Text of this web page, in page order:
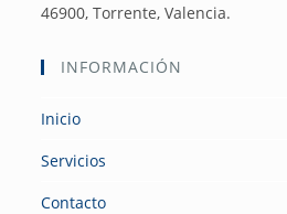
46900, Torrente, Valencia.
INFORMACIÓN
Inicio
Servicios
Contacto